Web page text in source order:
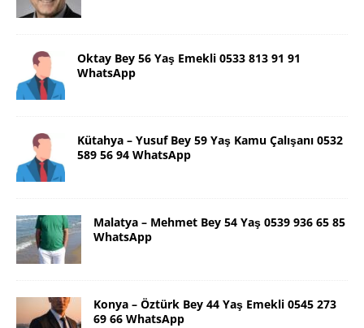
Oktay Bey 56 Yaş Emekli 0533 813 91 91
WhatsApp
Kütahya – Yusuf Bey 59 Yaş Kamu Çalışanı 0532
589 56 94 WhatsApp
Malatya – Mehmet Bey 54 Yaş 0539 936 65 85
WhatsApp
Konya – Öztürk Bey 44 Yaş Emekli 0545 273
69 66 WhatsApp